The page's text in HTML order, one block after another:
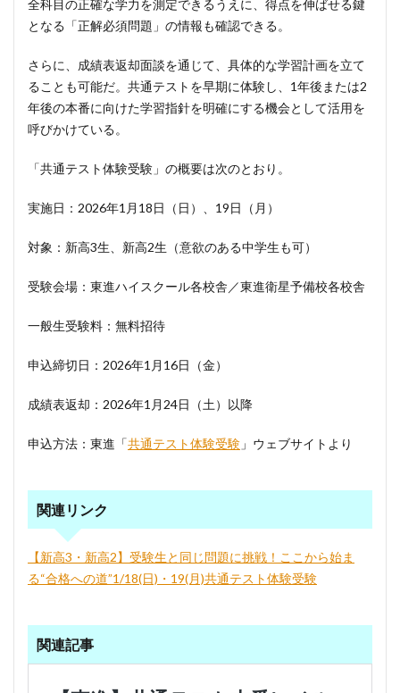
全科目の正確な学力を測定できるうえに、得点を伸ばせる鍵
となる「正解必須問題」の情報も確認できる。
さらに、成績表返却面談を通じて、具体的な学習計画を立て
ることも可能だ。共通テストを早期に体験し、1年後または2
年後の本番に向けた学習指針を明確にする機会として活用を
呼びかけている。
「共通テスト体験受験」の概要は次のとおり。
実施日：2026年1月18日（日）、19日（月）
対象：新高3生、新高2生（意欲のある中学生も可）
受験会場：東進ハイスクール各校舎／東進衛星予備校各校舎
一般生受験料：無料招待
申込締切日：2026年1月16日（金）
成績表返却：2026年1月24日（土）以降
申込方法：東進「共通テスト体験受験 」ウェブサイトより
関連リンク
【新高3・新高2】受験生と同じ問題に挑戦！ここから始ま
る“合格への道”1/18(日)・19(月)共通テスト体験受験
関連記事